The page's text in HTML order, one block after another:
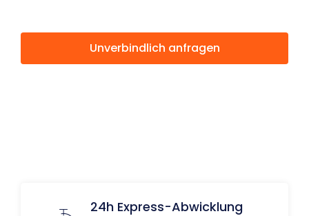
Unverbindlich anfragen
24h Express-Abwicklung